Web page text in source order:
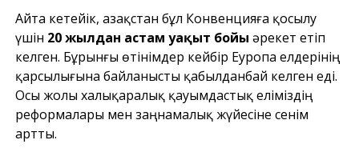
Айта кетейік, Қазақстан бұл Конвенцияға қосылу
үшін 20 жылдан астам уақыт бойы әрекет етіп
келген. Бұрынғы өтінімдер кейбір Еуропа елдерінің
қарсылығына байланысты қабылданбай келген еді.
Осы жолы халықаралық қауымдастық еліміздің
реформалары мен заңнамалық жүйесіне сенім
артты.